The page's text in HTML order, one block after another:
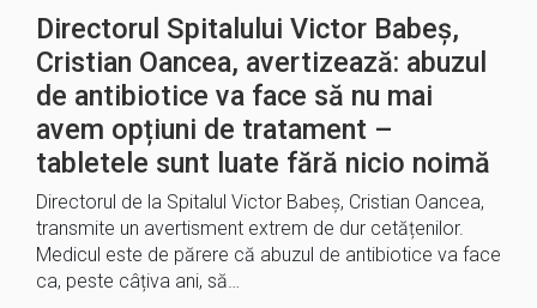
Directorul Spitalului Victor Babeș,
Cristian Oancea, avertizează: abuzul
de antibiotice va face să nu mai
avem opțiuni de tratament –
tabletele sunt luate fără nicio noimă
Directorul de la Spitalul Victor Babeș, Cristian Oancea,
transmite un avertisment extrem de dur cetățenilor.
Medicul este de părere că abuzul de antibiotice va face
ca, peste câțiva ani, să…